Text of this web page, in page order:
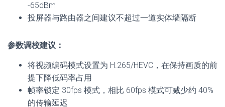
-65dBm
投屏器与路由器之间建议不超过一道实体墙隔断
参数调校建议：
将视频编码模式设置为 H.265/HEVC，在保持画质的前
提下降低码率占用
帧率锁定 30fps 模式，相比 60fps 模式可减少约 40%
的传输延迟